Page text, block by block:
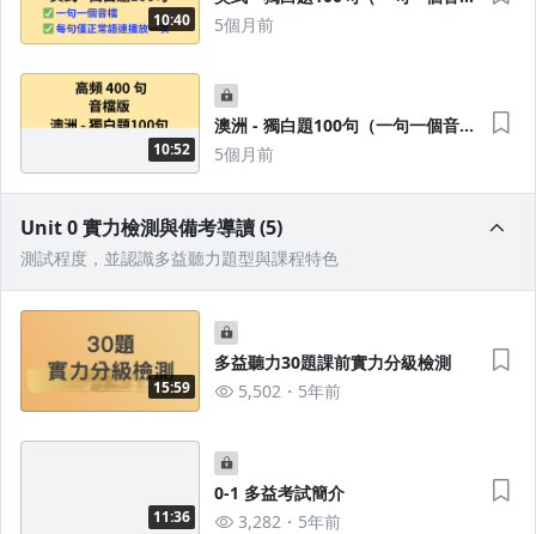
10:40
檔）
5個月前
10:52
澳洲 - 獨白題100句（一句一個音
檔）
5個月前
Unit 0 實力檢測與備考導讀 (5)
測試程度，並認識多益聽力題型與課程特色
15:59
多益聽力30題課前實力分級檢測
5,502
5年前
11:36
0-1 多益考試簡介
3,282
5年前
沒有待播放的清單
去逛逛